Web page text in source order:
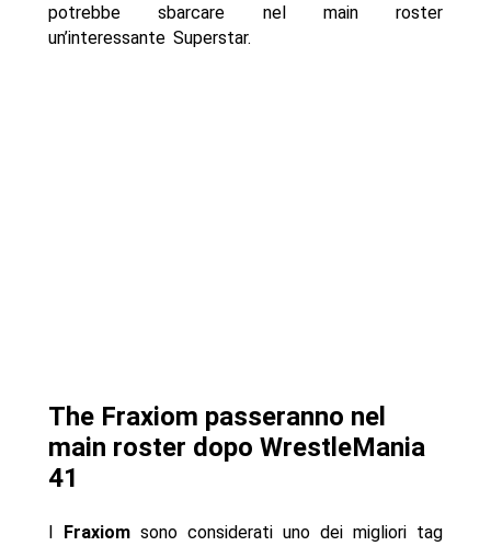
potrebbe sbarcare nel main roster
un’interessante Superstar.
The Fraxiom passeranno nel
main roster dopo WrestleMania
41
Fraxiomsono considerati uno dei migliori tag